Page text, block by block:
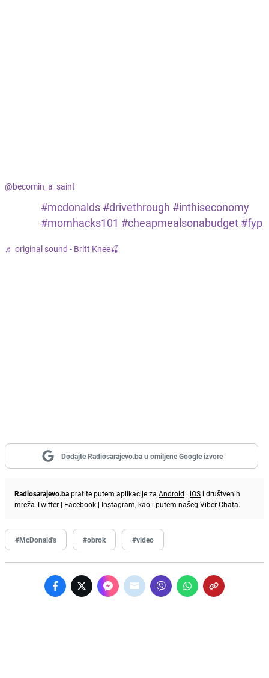
@becomin_a_saint
#mcdonalds #drivethrough #inthiseconomy
#momhacks101 #cheapmealsonabudget #fyp
♬ original sound - Britt Knee🍒
Dodajte Radiosarajevo.ba u omiljene Google izvore
Radiosarajevo.bapratite putem aplikacije za Android | iOS i društvenih
mreža Twitter | Facebook | Instagram, kao i putem našeg ViberChata.
#McDonald's #obrok #video